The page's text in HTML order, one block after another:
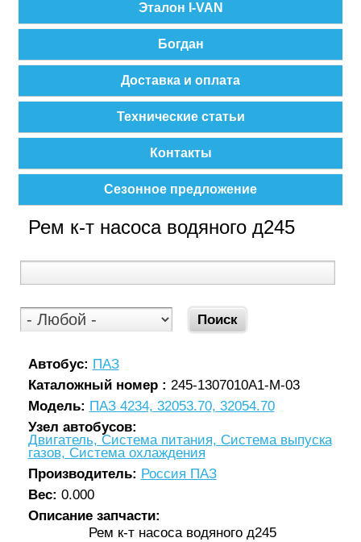
Эталон I-VAN
Богдан
Доставка и оплата
Технические статьи
Контакты
Сезонное предложение
Рем к-т насоса водяного д245
Автобус: ПАЗ
Каталожный номер : 245-1307010А1-М-03
Модель: ПАЗ 4234, 32053.70, 32054.70
Узел автобусов:
Двигатель, Система питания, Система выпуска
газов, Система охлаждения
Производитель: Россия ПАЗ
Вес: 0.000
Описание запчасти:
Рем к-т насоса водяного д245